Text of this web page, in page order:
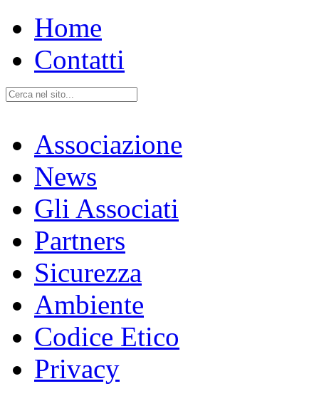
Home
Contatti
Associazione
News
Gli Associati
Partners
Sicurezza
Ambiente
Codice Etico
Privacy